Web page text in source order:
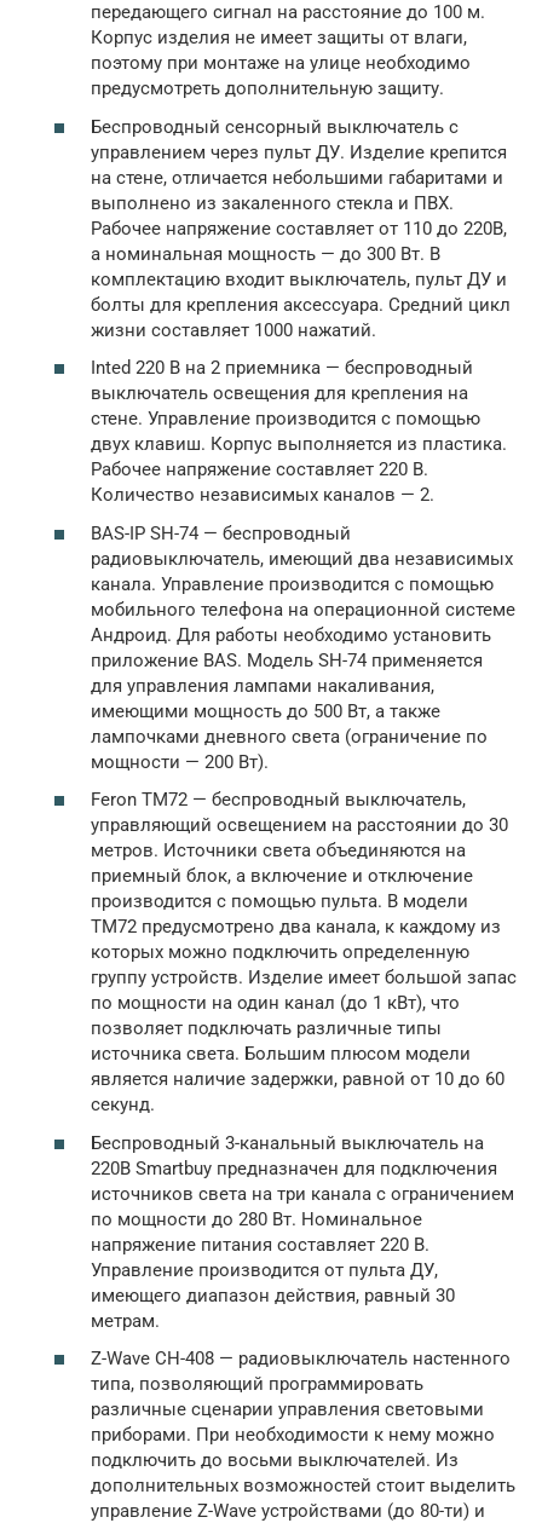
передающего сигнал на расстояние до 100 м.
Корпус изделия не имеет защиты от влаги,
поэтому при монтаже на улице необходимо
предусмотреть дополнительную защиту.
Беспроводный сенсорный выключатель с
управлением через пульт ДУ. Изделие крепится
на стене, отличается небольшими габаритами и
выполнено из закаленного стекла и ПВХ.
Рабочее напряжение составляет от 110 до 220В,
а номинальная мощность — до 300 Вт. В
комплектацию входит выключатель, пульт ДУ и
болты для крепления аксессуара. Средний цикл
жизни составляет 1000 нажатий.
Inted 220 В на 2 приемника — беспроводный
выключатель освещения для крепления на
стене. Управление производится с помощью
двух клавиш. Корпус выполняется из пластика.
Рабочее напряжение составляет 220 В.
Количество независимых каналов — 2.
BAS-IP SH-74 — беспроводный
радиовыключатель, имеющий два независимых
канала. Управление производится с помощью
мобильного телефона на операционной системе
Андроид. Для работы необходимо установить
приложение BAS. Модель SH-74 применяется
для управления лампами накаливания,
имеющими мощность до 500 Вт, а также
лампочками дневного света (ограничение по
мощности — 200 Вт).
Feron TM72 — беспроводный выключатель,
управляющий освещением на расстоянии до 30
метров. Источники света объединяются на
приемный блок, а включение и отключение
производится с помощью пульта. В модели
TM72 предусмотрено два канала, к каждому из
которых можно подключить определенную
группу устройств. Изделие имеет большой запас
по мощности на один канал (до 1 кВт), что
позволяет подключать различные типы
источника света. Большим плюсом модели
является наличие задержки, равной от 10 до 60
секунд.
Беспроводный 3-канальный выключатель на
220В Smartbuy предназначен для подключения
источников света на три канала с ограничением
по мощности до 280 Вт. Номинальное
напряжение питания составляет 220 В.
Управление производится от пульта ДУ,
имеющего диапазон действия, равный 30
метрам.
Z-Wave CH-408 — радиовыключатель настенного
типа, позволяющий программировать
различные сценарии управления световыми
приборами. При необходимости к нему можно
подключить до восьми выключателей. Из
дополнительных возможностей стоит выделить
управление Z-Wave устройствами (до 80-ти) и